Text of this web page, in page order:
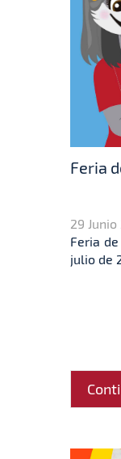
Feria
29
Feria
julio de